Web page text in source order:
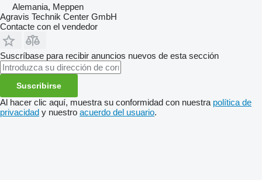
Alemania, Meppen
Agravis Technik Center GmbH
Contacte con el vendedor
Suscríbase para recibir anuncios nuevos de esta sección
Suscribirse
Al hacer clic aquí, muestra su conformidad con nuestra política de
privacidad y nuestro acuerdo del usuario.